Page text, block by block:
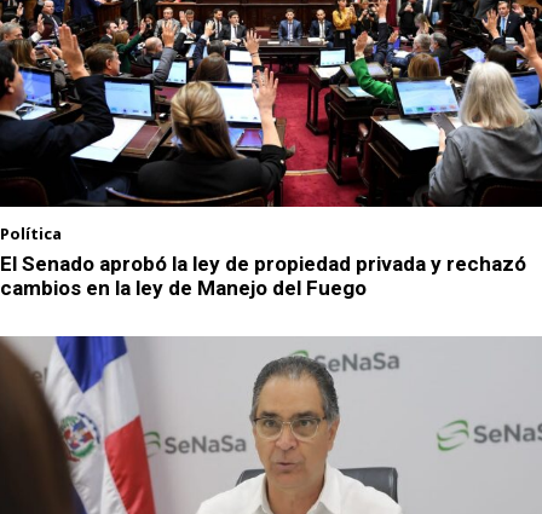
Política
El Senado aprobó la ley de propiedad privada y rechazó
cambios en la ley de Manejo del Fuego